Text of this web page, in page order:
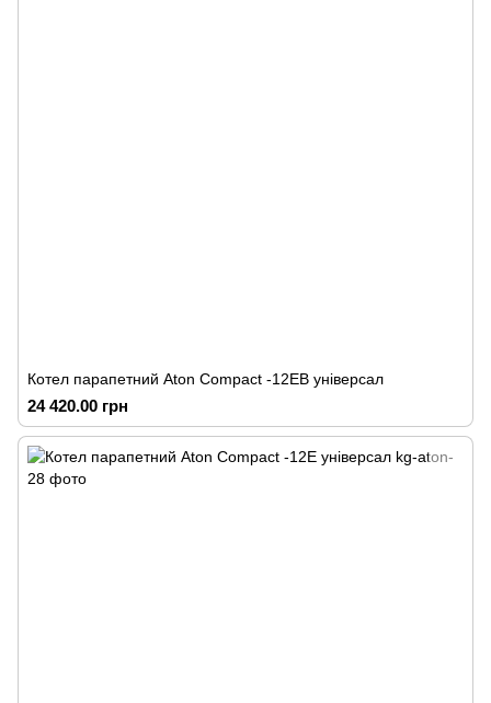
Котел парапетний Аton Compact -12ЕВ універсал
24 420.00 грн